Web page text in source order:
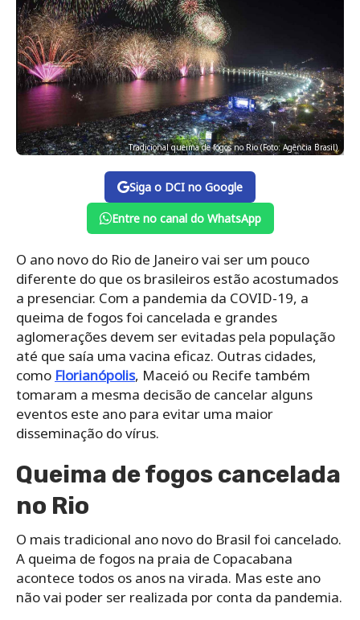
Tradicional queima de fogos no Rio (Foto: Agência Brasil)
Siga o DCI no Google
Entre no canal do WhatsApp
O ano novo do Rio de Janeiro vai ser um pouco
diferente do que os brasileiros estão acostumados
a presenciar. Com a pandemia da COVID-19, a
queima de fogos foi cancelada e grandes
aglomerações devem ser evitadas pela população
até que saía uma vacina eficaz. Outras cidades,
como Florianópolis, Maceió ou Recife também
tomaram a mesma decisão de cancelar alguns
eventos este ano para evitar uma maior
disseminação do vírus.
Queima de fogos cancelada
no Rio
O mais tradicional ano novo do Brasil foi cancelado.
A queima de fogos na praia de Copacabana
acontece todos os anos na virada. Mas este ano
não vai poder ser realizada por conta da pandemia.